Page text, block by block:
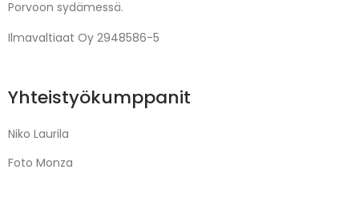
Porvoon sydämessä.
Ilmavaltiaat Oy 2948586-5
Yhteistyökumppanit
Niko Laurila
Foto Monza